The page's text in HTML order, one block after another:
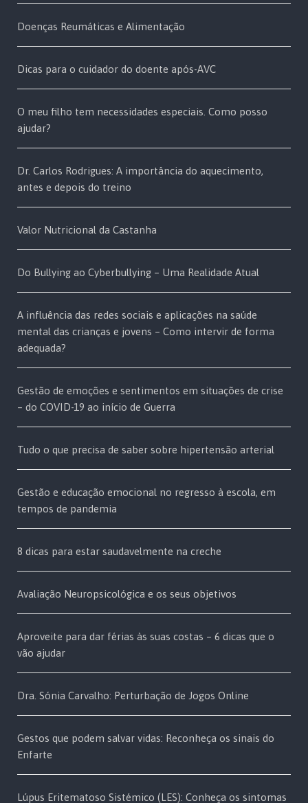
Doenças Reumáticas e Alimentação
Dicas para o cuidador do doente após-AVC
O meu filho tem necessidades especiais. Como posso
ajudar?
Dr. Carlos Rodrigues: A importância do aquecimento,
antes e depois do treino
Valor Nutricional da Castanha
Do Bullying ao Cyberbullying – Uma Realidade Atual
A influência das redes sociais e aplicações na saúde
mental das crianças e jovens – Como intervir de forma
adequada?
Gestão de emoções e sentimentos em situações de crise
– do COVID-19 ao início de Guerra
Tudo o que precisa de saber sobre hipertensão arterial
Gestão e educação emocional no regresso à escola, em
tempos de pandemia
8 dicas para estar saudavelmente na creche
Avaliação Neuropsicológica e os seus objetivos
Aproveite para dar férias às suas costas – 6 dicas que o
vão ajudar
Dra. Sónia Carvalho: Perturbação de Jogos Online
Gestos que podem salvar vidas: Reconheça os sinais do
Enfarte
Lúpus Eritematoso Sistémico (LES): Conheça os sintomas